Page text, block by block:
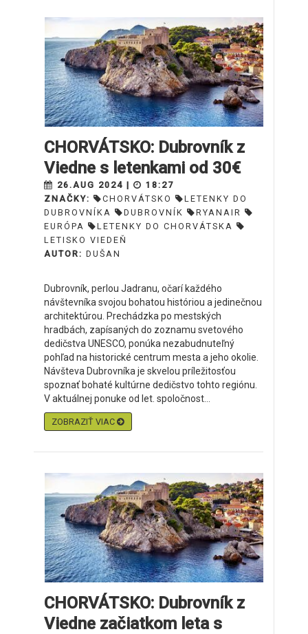
CHORVÁTSKO: Dubrovník z
Viedne s letenkami od 30€
26.AUG 2024 |
18:27
ZNAČKY:
CHORVÁTSKO
LETENKY DO
DUBROVNÍKA
DUBROVNÍK
RYANAIR
EURÓPA
LETENKY DO CHORVÁTSKA
LETISKO VIEDEŇ
AUTOR: DUŠAN
Dubrovník, perlou Jadranu, očarí každého
návštevníka svojou bohatou históriou a jedinečnou
architektúrou. Prechádzka po mestských
hradbách, zapísaných do zoznamu svetového
dedičstva UNESCO, ponúka nezabudnuteľný
pohľad na historické centrum mesta a jeho okolie.
Návšteva Dubrovníka je skvelou príležitosťou
spoznať bohaté kultúrne dedičstvo tohto regiónu.
V aktuálnej ponuke od let. spoločnost...
ZOBRAZIŤ VIAC
CHORVÁTSKO: Dubrovník z
Viedne začiatkom leta s